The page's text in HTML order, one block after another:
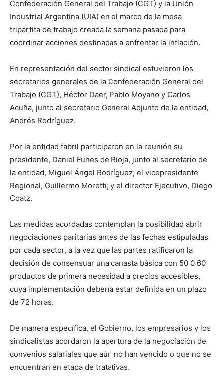
Confederación General del Trabajo (CGT) y la Unión
Industrial Argentina (UIA) en el marco de la mesa
tripartita de trabajo creada la semana pasada para
coordinar acciones destinadas a enfrentar la inflación.
En representación del sector sindical estuvieron los
secretarios generales de la Confederación General del
Trabajo (CGT), Héctor Daer, Pablo Moyano y Carlos
Acuña, junto al secretario General Adjunto de la entidad,
Andrés Rodríguez.
Por la entidad fabril participaron en la reunión su
presidente, Daniel Funes de Rioja, junto al secretario de
la entidad, Miguel Ángel Rodríguez; el vicepresidente
Regional, Guillermo Moretti; y el director Ejecutivo, Diego
Coatz.
Las medidas acordadas contemplan la posibilidad abrir
negociaciones paritarias antes de las fechas estipuladas
por cada sector, a la vez que las partes ratificaron la
decisión de consensuar una canasta básica con 50 0 60
productos de primera necesidad a precios accesibles,
cuya implementación debería estar definida en un plazo
de 72 horas.
De manera específica, el Gobierno, los empresarios y los
sindicalistas acordaron la apertura de la negociación de
convenios salariales que aún no han vencido o que no se
encuentran en etapa de tratativas.